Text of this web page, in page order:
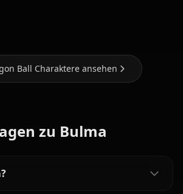
Ball Charaktere ansehen
zu Bulma